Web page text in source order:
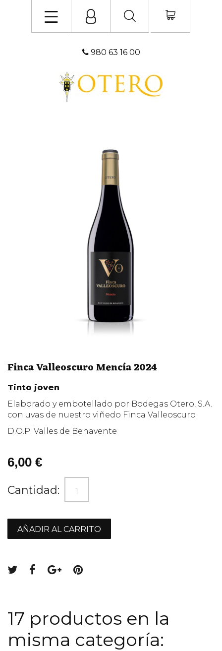
980 63 16 00
Finca Valleoscuro Mencía 2024
Tinto joven
Elaborado y embotellado por Bodegas Otero, S.A.
con uvas de nuestro viñedo Finca Valleoscuro
D.O.P. Valles de Benavente
6,00 €
Cantidad:
AÑADIR AL CARRITO
17 productos en la
misma categoría: